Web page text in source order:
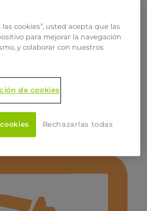
cookies”, usted acepta que las
para mejorar la navegación
y colaborar con nuestros
de cookies
Rechazarlas todas